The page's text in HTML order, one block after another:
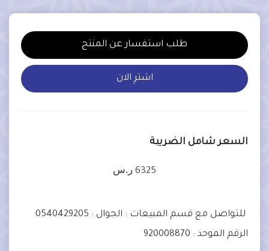
طلب استفسار عن المنتج
اشترِ الان
السعر شامل الضريبة
6325 ر.س
للتواصل مع قسم المبيعات : الجوال : 0540429205
الرقم الموحد : 920008870